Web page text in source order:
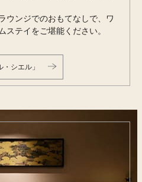
ウンジでのおもてなしで、ワ
ステイをご堪能ください。
シエル」